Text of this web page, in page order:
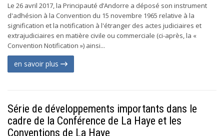
Le 26 avril 2017, la Principauté d’Andorre a déposé son instrument
d'adhésion à la Convention du 15 novembre 1965 relative à la
signification et la notification à l'étranger des actes judiciaires et
extrajudiciaires en matière civile ou commerciale (ci-après, la «
Convention Notification ») ainsi...
en savoir plus
Série de développements importants dans le
cadre de la Conférence de La Haye et les
Conventions de La Haye